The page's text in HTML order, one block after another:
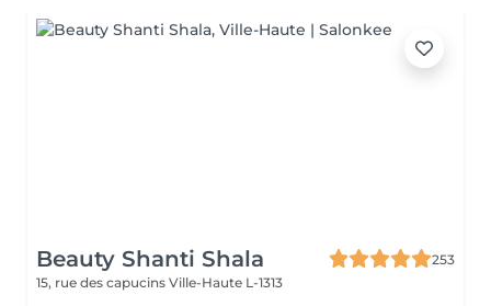
Beauty Shanti Shala
253
15, rue des capucins Ville-Haute L-1313